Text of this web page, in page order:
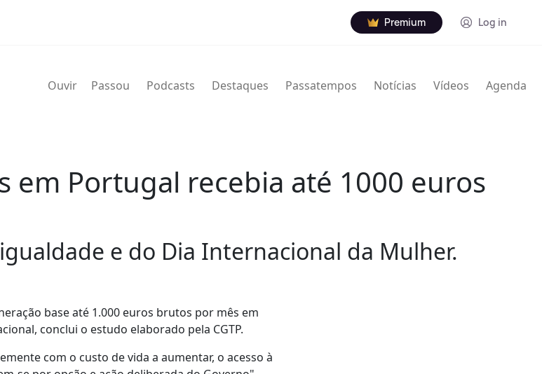
Premium Log in
Ouvir Passou Podcasts Destaques Passatempos Notícias Vídeos Agenda
em Portugal recebia até 1000 euros
e do Dia Internacional da Mulher.
base até 1.000 euros brutos por mês em
conclui o estudo elaborado pela CGTP.
com o custo de vida a aumentar, o acesso à